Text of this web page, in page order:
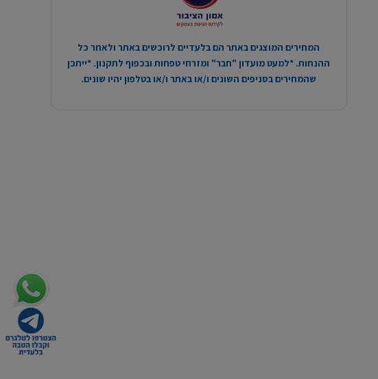
המחירים המוצגים באתר הם בלעדיים לרוכשים באתר ולאחר כל
ההנחות. *למעט מועדון "חבר" ומזרחי טפחות ובכפוף לתקנון. *ייתכן
שהמחירים בסניפים השונים ו/או באתר ו/או בטלפון יהיו שונים.